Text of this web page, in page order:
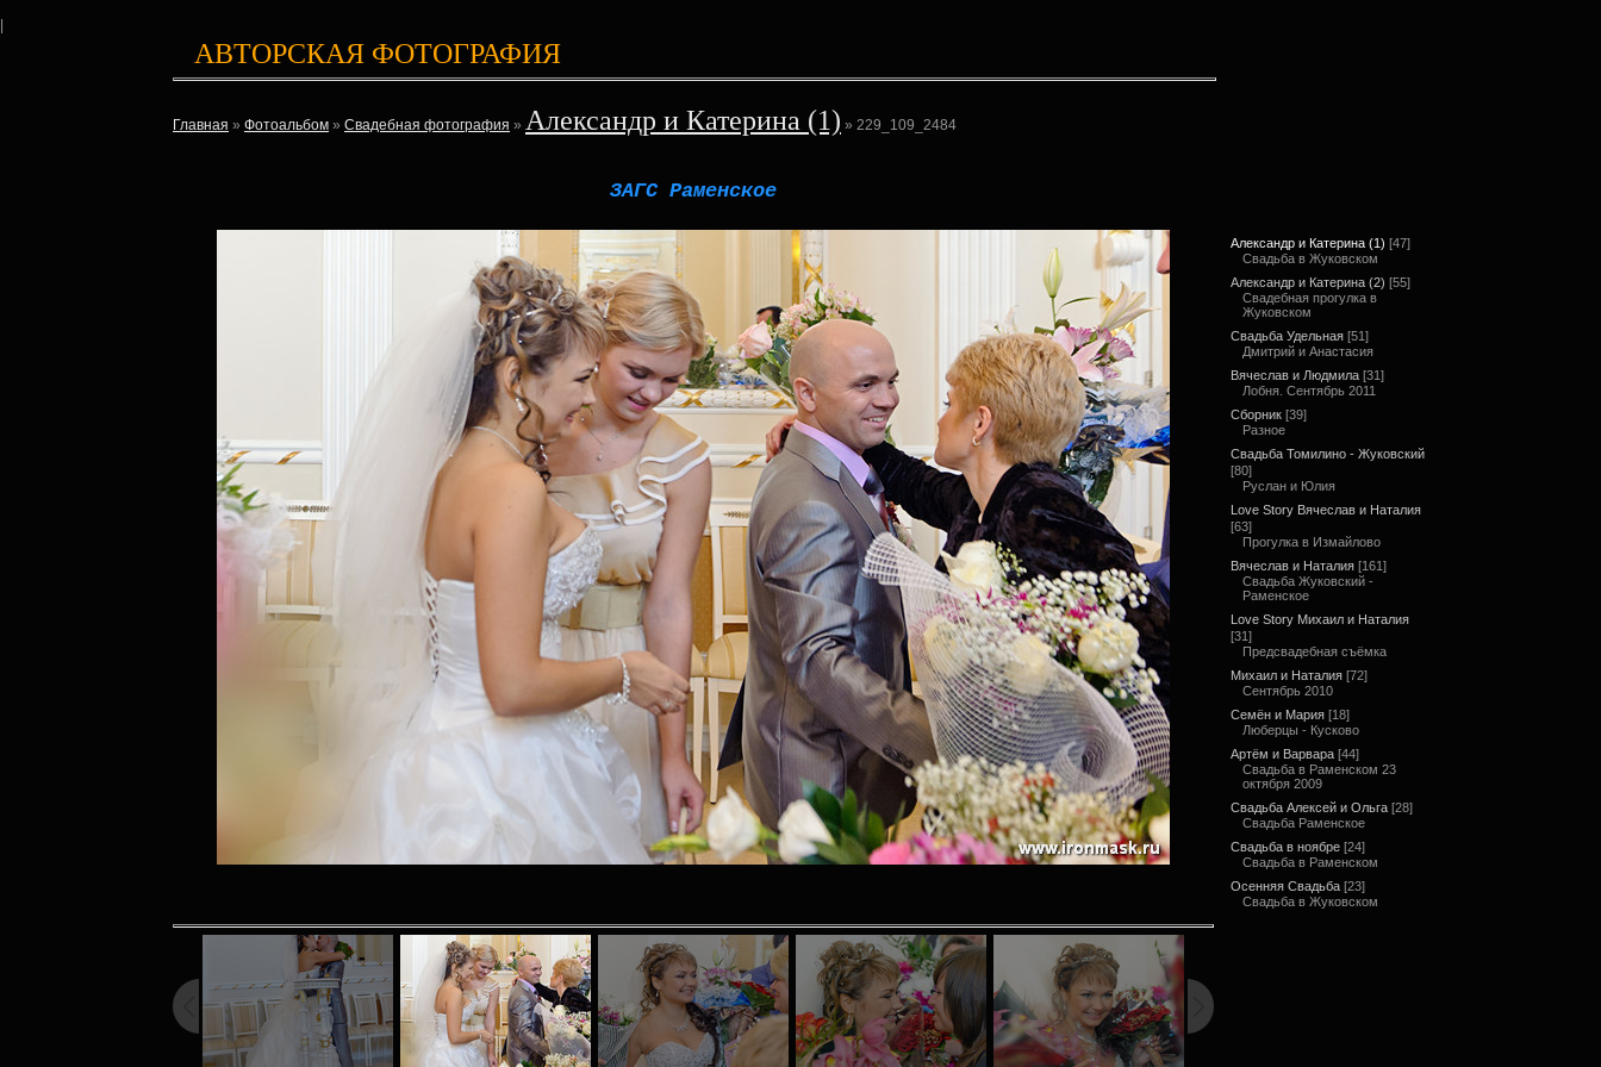
АВТОРСКАЯ ФОТОГРАФИЯ
Главная » Фотоальбом » Свадебная фотография » Александр и Катерина (1) » 229_109_2484
ЗАГС Раменское
Александр и Катерина (1) [47]
Свадьба в Жуковском
Александр и Катерина (2) [55]
Свадебная прогулка в
Жуковском
Свадьба Удельная [51]
Дмитрий и Анастасия
Вячеслав и Людмила [31]
Лобня. Сентябрь 2011
Сборник [39]
Разное
Свадьба Томилино - Жуковский
[80]
Руслан и Юлия
Love Story Вячеслав и Наталия
[63]
Прогулка в Измайлово
Вячеслав и Наталия [161]
Свадьба Жуковский -
Раменское
Love Story Михаил и Наталия
[31]
Предсвадебная съёмка
Михаил и Наталия [72]
Сентябрь 2010
Семён и Мария [18]
Люберцы - Кусково
Артём и Варвара [44]
Свадьба в Раменском 23
октября 2009
Свадьба Алексей и Ольга [28]
Свадьба Раменское
Свадьба в ноябре [24]
Свадьба в Раменском
Осенняя Свадьба [23]
Свадьба в Жуковском